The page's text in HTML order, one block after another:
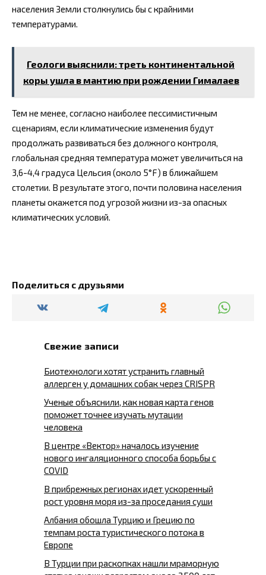
населения Земли столкнулись бы с крайними
температурами.
Геологи выяснили: треть континентальной
коры ушла в мантию при рождении Гималаев
Тем не менее, согласно наиболее пессимистичным
сценариям, если климатические изменения будут
продолжать развиваться без должного контроля,
глобальная средняя температура может увеличиться на
3,6-4,4 градуса Цельсия (около 5°F) в ближайшем
столетии. В результате этого, почти половина населения
планеты окажется под угрозой жизни из-за опасных
климатических условий.
Поделиться с друзьями
Свежие записи
Биотехнологи хотят устранить главный
аллерген у домашних собак через CRISPR
Ученые объяснили, как новая карта генов
поможет точнее изучать мутации
человека
В центре «Вектор» началось изучение
нового ингаляционного способа борьбы с
COVID
В прибрежных регионах идет ускоренный
рост уровня моря из-за проседания суши
Албания обошла Турцию и Грецию по
темпам роста туристического потока в
Европе
В Турции при раскопках нашли мраморную